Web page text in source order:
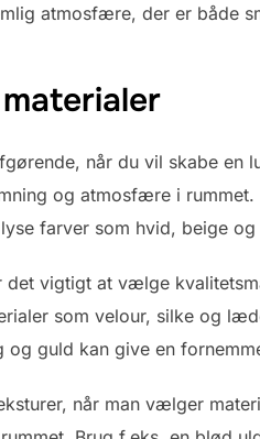
atmosfære, der er både
når du vil skabe en
og atmosfære i
farver som hvid, beige
det vigtigt at vælge
som velour, silke og
og guld kan give en
når man vælger